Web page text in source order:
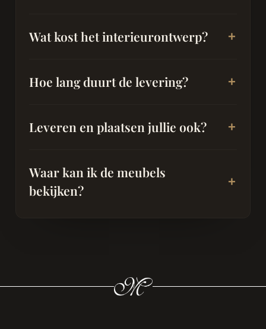
Wat kost het interieurontwerp?
Hoe lang duurt de levering?
Leveren en plaatsen jullie ook?
Waar kan ik de meubels
bekijken?